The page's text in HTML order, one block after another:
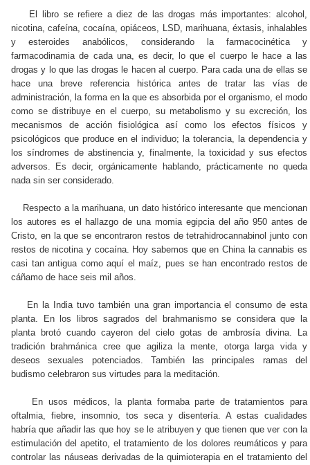
El libro se refiere a diez de las drogas más importantes: alcohol,
nicotina, cafeína, cocaína, opiáceos, LSD, marihuana, éxtasis, inhalables
y esteroides anabólicos, considerando la farmacocinética y
farmacodinamia de cada una, es decir, lo que el cuerpo le hace a las
drogas y lo que las drogas le hacen al cuerpo. Para cada una de ellas se
hace una breve referencia histórica antes de tratar las vías de
administración, la forma en la que es absorbida por el organismo, el modo
como se distribuye en el cuerpo, su metabolismo y su excreción, los
mecanismos de acción fisiológica así como los efectos físicos y
psicológicos que produce en el individuo; la tolerancia, la dependencia y
los síndromes de abstinencia y, finalmente, la toxicidad y sus efectos
adversos. Es decir, orgánicamente hablando, prácticamente no queda
nada sin ser considerado.
Respecto a la marihuana, un dato histórico interesante que mencionan
los autores es el hallazgo de una momia egipcia del año 950 antes de
Cristo, en la que se encontraron restos de tetrahidrocannabinol junto con
restos de nicotina y cocaína. Hoy sabemos que en China la cannabis es
casi tan antigua como aquí el maíz, pues se han encontrado restos de
cáñamo de hace seis mil años.
En la India tuvo también una gran importancia el consumo de esta
planta. En los libros sagrados del brahmanismo se considera que la
planta brotó cuando cayeron del cielo gotas de ambrosía divina. La
tradición brahmánica cree que agiliza la mente, otorga larga vida y
deseos sexuales potenciados. También las principales ramas del
budismo celebraron sus virtudes para la meditación.
En usos médicos, la planta formaba parte de tratamientos para
oftalmia, fiebre, insomnio, tos seca y disentería. A estas cualidades
habría que añadir las que hoy se le atribuyen y que tienen que ver con la
estimulación del apetito, el tratamiento de los dolores reumáticos y para
controlar las náuseas derivadas de la quimioterapia en el tratamiento del